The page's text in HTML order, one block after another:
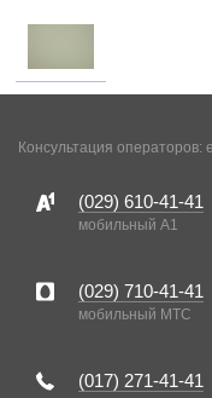
Консультация
(029) 610-41-41
мобильный A1
(029) 710-41-41
мобильный MTC
(017) 271-41-41